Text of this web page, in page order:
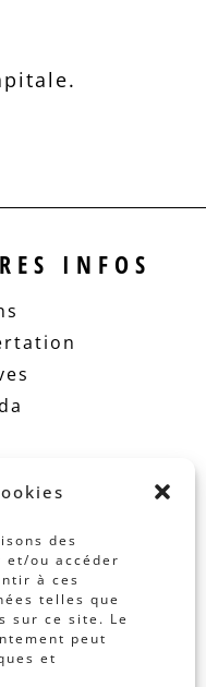
des
et/ou accéder
à ces
telles que
sur ce site. Le
peut
et
INFOS